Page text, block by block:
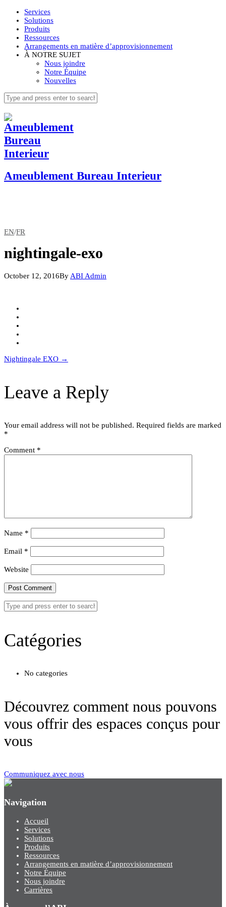
Services
Solutions
Produits
Ressources
Arrangements en matière d’approvisionnement
À NOTRE SUJET
Nous joindre
Notre Équipe
Nouvelles
Ameublement Bureau Interieur
EN/FR
nightingale-exo
October 12, 2016By ABI Admin
Post
Nightingale EXO →
Leave a Reply
Your email address will not be published. Required fields are marked
*
Comment *
Name *
Email *
Website
Catégories
No categories
Découvrez comment nous pouvons
vous offrir des espaces conçus pour
vous
Communiquez avec nous
Navigation
Accueil
Services
Solutions
Produits
Ressources
Arrangements en matière d’approvisionnement
Notre Équipe
Nous joindre
Carrières